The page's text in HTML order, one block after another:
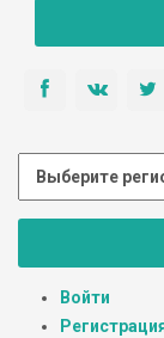
Войти